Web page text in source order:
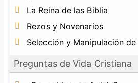
La Reina de las Biblia
Rezos y Novenarios
Selección y Manipulación
Preguntas de Vida Cristiana